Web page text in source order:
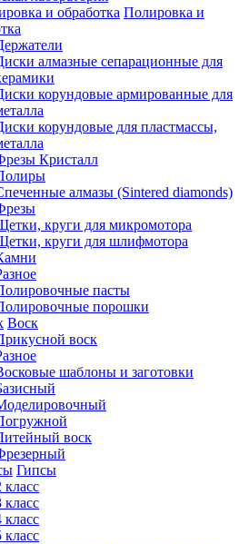
Полировка и
алмазные сепарационные для
корундовые армированные для
корундовые для пластмассы,
Кристалл
алмазы (Sintered diamonds)
круги для микромотора
круги для шлифмотора
пасты
порошки
Воск
воск
шаблоны и заготовки
воск
Гипсы
класс
класс
класс
класс